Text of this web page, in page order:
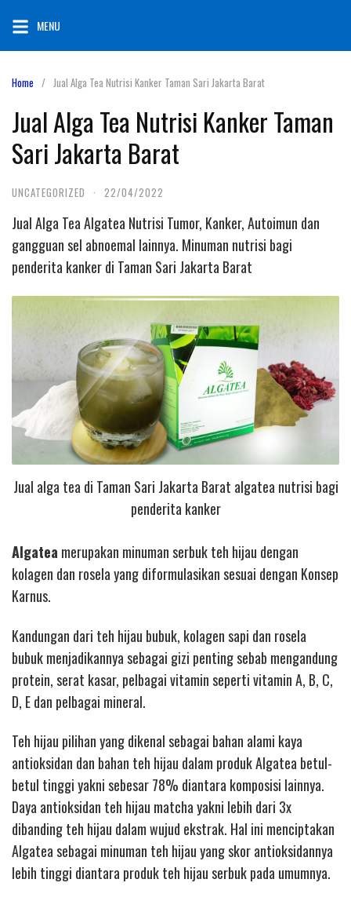
content
MENU
Home Jual Alga Tea Nutrisi Kanker Taman Sari Jakarta Barat
Jual Alga Tea Nutrisi Kanker Taman
Sari Jakarta Barat
UNCATEGORIZED · 22/04/2022
Jual Alga Tea Algatea Nutrisi Tumor, Kanker, Autoimun dan
gangguan sel abnoemal lainnya. Minuman nutrisi bagi
penderita kanker di Taman Sari Jakarta Barat
Jual alga tea di Taman Sari Jakarta Barat algatea nutrisi bagi
penderita kanker
Algatea merupakan minuman serbuk teh hijau dengan
kolagen dan rosela yang diformulasikan sesuai dengan Konsep
Karnus.
Kandungan dari teh hijau bubuk, kolagen sapi dan rosela
bubuk menjadikannya sebagai gizi penting sebab mengandung
protein, serat kasar, pelbagai vitamin seperti vitamin A, B, C,
D, E dan pelbagai mineral.
Teh hijau pilihan yang dikenal sebagai bahan alami kaya
antioksidan dan bahan teh hijau dalam produk Algatea betul-
betul tinggi yakni sebesar 78% diantara komposisi lainnya.
Daya antioksidan teh hijau matcha yakni lebih dari 3x
dibanding teh hijau dalam wujud ekstrak. Hal ini menciptakan
Algatea sebagai minuman teh hijau yang skor antioksidannya
lebih tinggi diantara produk teh hijau serbuk pada umumnya.